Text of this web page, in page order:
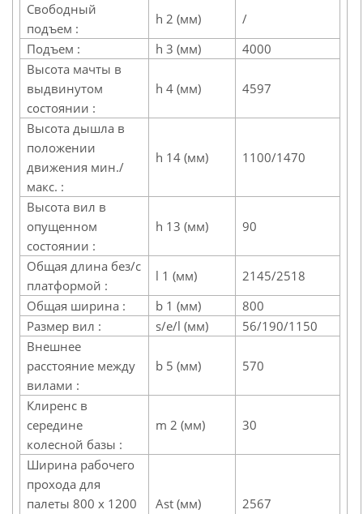
Свободный
подъем :
h 2 (мм)
/
Подъем :
h 3 (мм)
4000
Высота мачты в
выдвинутом
состоянии :
h 4 (мм) 4597
Высота дышла в
положении
движения мин./
макс. :
h 14 (мм) 1100/1470
Высота вил в
опущенном
состоянии :
h 13 (мм) 90
Общая длина без/с
платформой :
l 1 (мм)
2145/2518
Общая ширина :
b 1 (мм)
800
Размер вил :
s/e/l (мм)
56/190/1150
Внешнее
расстояние между
вилами :
b 5 (мм) 570
Клиренс в
середине
колесной базы :
m 2 (мм) 30
Ширина рабочего
прохода для
палеты 800 x 1200
Ast (мм) 2567